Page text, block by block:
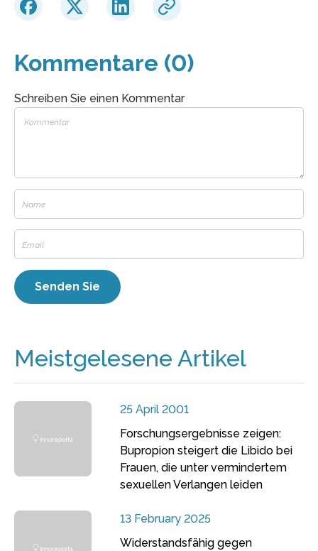
Kommentare (0)
Schreiben Sie einen Kommentar
Meistgelesene Artikel
25 April 2001
Forschungsergebnisse zeigen:
Bupropion steigert die Libido bei
Frauen, die unter vermindertem
sexuellen Verlangen leiden
13 February 2025
Widerstandsfähig gegen